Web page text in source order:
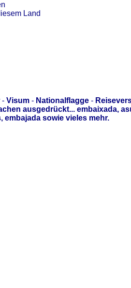
Land
- Visum - Nationalflagge -
ausgedrückt... embaixada,
sowie vieles mehr.